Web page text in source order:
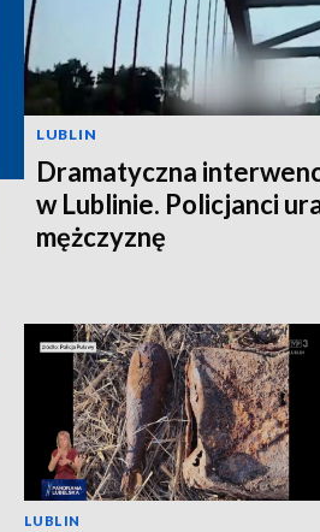
LUBLIN
Dramatyczna
w Lublinie. Policjanci
mężczyznę
LUBLIN